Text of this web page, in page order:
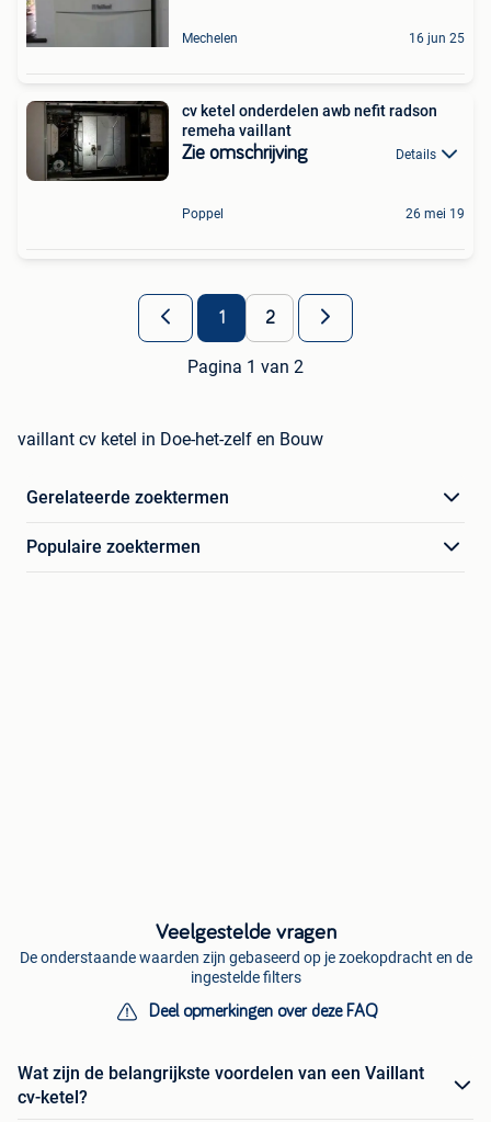
Mechelen 16 jun 25
cv ketel onderdelen awb nefit radson
remeha vaillant
Zie omschrijving Details
Poppel 26 mei 19
1 2
Pagina 1 van 2
vaillant cv ketel in Doe-het-zelf en Bouw
Gerelateerde zoektermen
Populaire zoektermen
Veelgestelde vragen
De onderstaande waarden zijn gebaseerd op je zoekopdracht en de
ingestelde filters
Deel opmerkingen over deze FAQ
Wat zijn de belangrijkste voordelen van een Vaillant
cv-ketel?